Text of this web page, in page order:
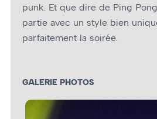
punk. Et que dire de Ping
partie avec un style bien
parfaitement la soirée.
GALERIE PHOTOS